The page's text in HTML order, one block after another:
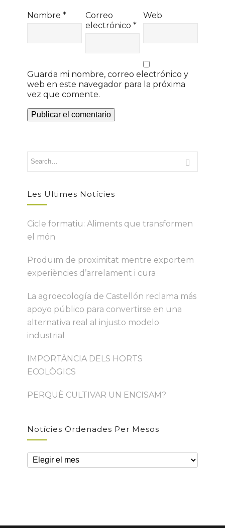
Nombre *
Correo
electrónico *
Web
Guarda mi nombre, correo electrónico y
web en este navegador para la próxima
vez que comente.
Les Ultimes Notícies
Cicle formatiu: Aliments que transformen
el món
Produïm de proximitat mentre exportem
experiències d’arrelament i cura
La agroecología de Castellón reclama más
apoyo público para convertirse en una
alternativa real al injusto modelo
industrial
IMPORTÀNCIA DELS HORTS
ECOLÒGICS
PERQUÈ CULTIVAR UN ENCISAM?
Notícies Ordenades Per Mesos
Notícies
ordenades